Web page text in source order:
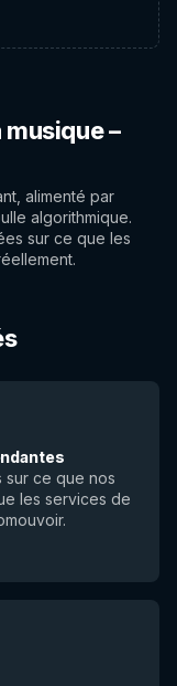
–
alimenté par
algorithmique.
sur ce que les
sur ce que nos
les services de